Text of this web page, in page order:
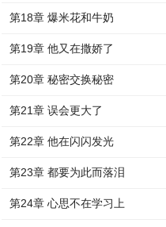
第18章 爆米花和牛奶
第19章 他又在撒娇了
第20章 秘密交换秘密
第21章 误会更大了
第22章 他在闪闪发光
第23章 都要为此而落泪
第24章 心思不在学习上